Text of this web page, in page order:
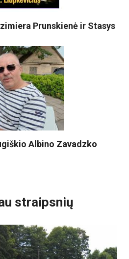
Prunskienė ir Stasys
Albino Zavadzko
straipsnių